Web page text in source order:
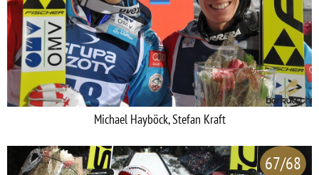
Michael Hayböck, Stefan Kraft
67/68